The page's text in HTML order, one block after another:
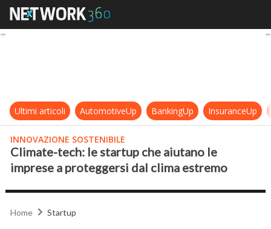
Climate-tech: le startup che
Ultimi articoli AutomotiveUp BankingUp InsuranceUp
INNOVAZIONE SOSTENIBILE
Climate-tech: le startup che aiutano le
imprese a proteggersi dal clima estremo
Home Startup